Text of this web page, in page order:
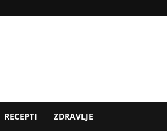
RECEPTI ZDRAVLJE